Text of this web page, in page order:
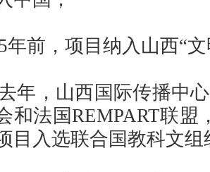
年前，项目纳入山西“
年，山西国际传播中
和法国REMPART联盟
目入选联合国教科文